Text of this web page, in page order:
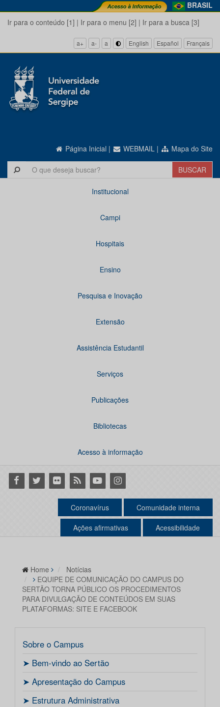
BRASIL
Ir para o conteúdo [1] | Ir para o menu [2] | Ir para a busca [3]
a+ a- a English Español Français
Página Inicial | WEBMAIL | Mapa do Site
Institucional
Campi
Hospitais
Ensino
Pesquisa e Inovação
Extensão
Assistência Estudantil
Serviços
Publicações
Bibliotecas
Acesso à informação
Facebook
Twitter Flickr RSS YoutubeInstagram
Coronavírus Comunidade interna
Ações afirmativas Acessibilidade
Home
Notícias
EQUIPE DE COMUNICAÇÃO DO CAMPUS DO
SERTÃO TORNA PÚBLICO OS PROCEDIMENTOS
PARA DIVULGAÇÃO DE CONTEÚDOS EM SUAS
PLATAFORMAS: SITE E FACEBOOK
Sobre o Campus
ㅤ➤ Bem-vindo ao Sertão
ㅤ➤ Apresentação do Campus
ㅤ➤ Estrutura Administrativa